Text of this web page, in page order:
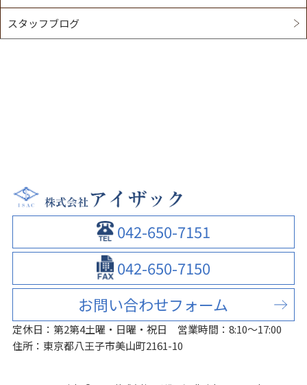
スタッフブログ
042-650-7151
042-650-7150
お問い合わせフォーム
定休日：第2第4土曜・日曜・祝日
営業時間：8:10～17:00
住所：東京都八王子市美山町2161-10